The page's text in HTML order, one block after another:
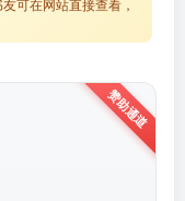
可在网站直接查看，